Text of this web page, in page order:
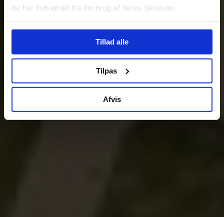
de har indsamlet fra din brug af deres tjenester.
Tillad alle
Tilpas
Afvis